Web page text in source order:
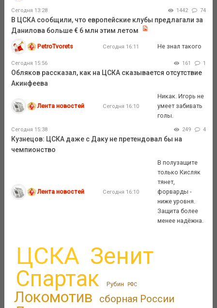
Сегодня 13:28 1442 74
В ЦСКА сообщили, что европейские клубы предлагали за
Данилова больше € 6 млн этим летом
PetroTvorets Сегодня 16:11 Не знал такого
Сегодня 15:56 161 1
Обляков рассказал, как на ЦСКА сказывается отсутствие
Акинфеева
Лента новостей Сегодня 16:10
Никак. Игорь не
умеет забивать
голы.
Сегодня 15:38 249 4
Кузнецов: ЦСКА даже с Даку не претендовал бы на
чемпионство
Лента новостей Сегодня 16:10
В полузащите
только Кисляк
тянет,
форварды -
ниже уровня.
Защита более
менее надёжна.
ЦСКА Зенит
Спартак Рубин РФС
Локомотив сборная России